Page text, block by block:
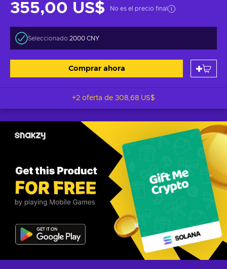
355,00 US$ No es el precio final
Seleccionado:2000 CNY
Comprar ahora
+2 oferta de 308,68 US$